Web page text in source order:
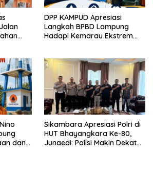
DPP KAMPUD Apresiasi
Langkah BPBD Lampung
Hadapi Kemarau Ekstrem
dan
Sikambara Apresiasi Polri di
HUT Bhayangkara Ke-80,
Junaedi: Polisi Makin Dekat